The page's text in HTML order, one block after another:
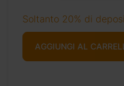
Soltanto 20% di
AGGIUNGI AL